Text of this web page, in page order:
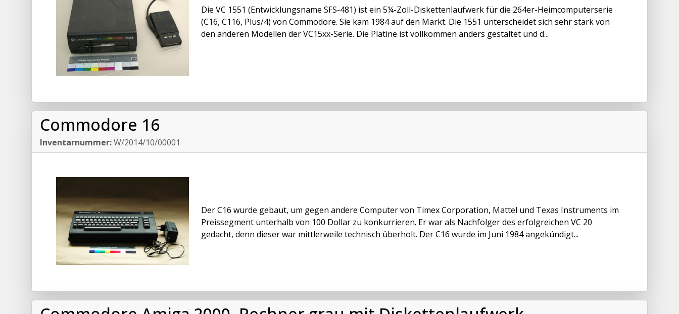
Die VC 1551 (Entwicklungsname SFS-481) ist ein 5¼-Zoll-Diskettenlaufwerk für die 264er-Heimcomputerserie
(C16, C116, Plus/4) von Commodore. Sie kam 1984 auf den Markt. Die 1551 unterscheidet sich sehr stark von
den anderen Modellen der VC15xx-Serie. Die Platine ist vollkommen anders gestaltet und d...
Commodore 16
Inventarnummer:W/2014/10/00001
Der C16 wurde gebaut, um gegen andere Computer von Timex Corporation, Mattel und Texas Instruments im
Preissegment unterhalb von 100 Dollar zu konkurrieren. Er war als Nachfolger des erfolgreichen VC 20
gedacht, denn dieser war mittlerweile technisch überholt. Der C16 wurde im Juni 1984 angekündigt...